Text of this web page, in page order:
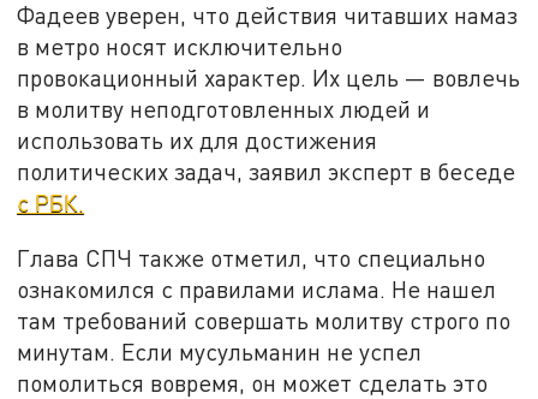
Фадеев уверен, что действия читавших намаз
в метро носят исключительно
провокационный характер. Их цель — вовлечь
в молитву неподготовленных людей и
использовать их для достижения
политических задач, заявил эксперт в беседе
с РБК.
Глава СПЧ также отметил, что специально
ознакомился с правилами ислама. Не нашел
там требований совершать молитву строго по
минутам. Если мусульманин не успел
помолиться вовремя, он может сделать это